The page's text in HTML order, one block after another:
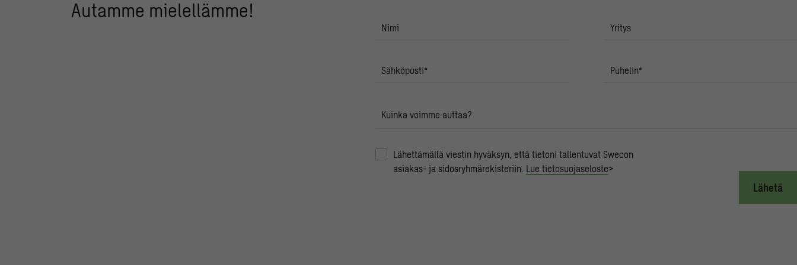
Autamme mielellämme!
Nimi Yritys
Sähköposti* Puhelin*
Kuinka voimme auttaa?
Lähettämällä viestin hyväksyn, että tietoni tallentuvat Swecon
asiakas- ja sidosryhmärekisteriin. Lue tietosuojaseloste>
Lähetä